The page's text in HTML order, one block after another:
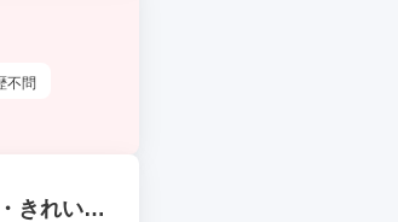
不問
きれいで